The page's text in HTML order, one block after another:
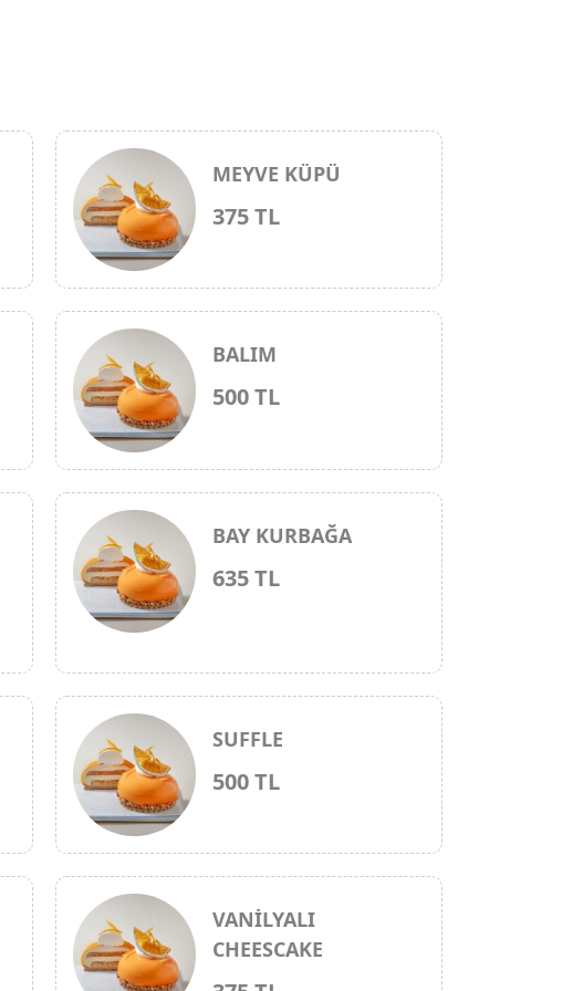
MEYVE KÜPÜ
375 TL
BALIM
500 TL
BAY KURBAĞA
635 TL
SUFFLE
500 TL
VANİLYALI
CHEESCAKE